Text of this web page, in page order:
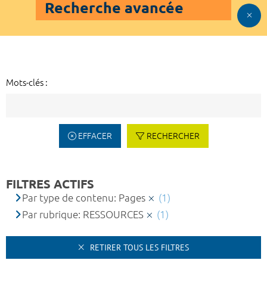
Recherche avancée
Mots-clés :
EFFACER RECHERCHER
FILTRES ACTIFS
Par type de contenu: Pages
(1)
Par rubrique: RESSOURCES
(1)
RETIRER TOUS LES FILTRES